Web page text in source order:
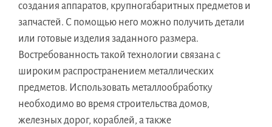
создания аппаратов, крупногабаритных предметов и
запчастей. С помощью него можно получить детали
или готовые изделия заданного размера.
Востребованность такой технологии связана с
широким распространением металлических
предметов. Использовать металлообработку
необходимо во время строительства домов,
железных дорог, кораблей, а также